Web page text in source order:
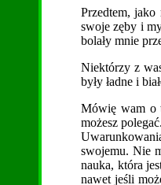
Przedtem, jako
swoje zęby i
bolały mnie
Niektórzy z
były ładne i
Mówię wam o
możesz
swojemu. Nie
nauka, która
nawet jeśli